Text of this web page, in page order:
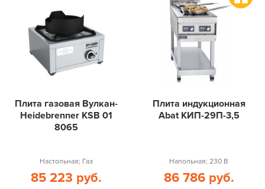
Плита газовая Вулкан-
Heidebrenner KSB 01
8065
Настольная; Газ
85 223 руб.
Плита индукционная
Abat КИП-29П-3,5
Напольная; 230 В
86 786 руб.